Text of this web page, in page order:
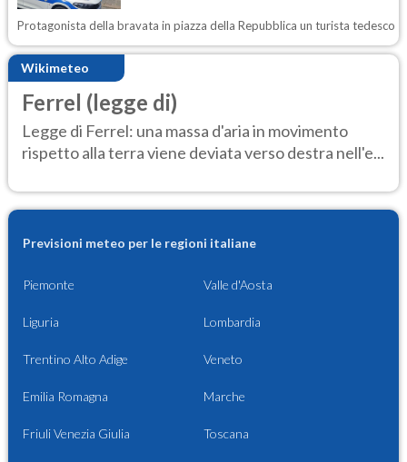
Protagonista della bravata in piazza della Repubblica un turista tedesco
Wikimeteo
Ferrel (legge di)
Legge di Ferrel: una massa d'aria in movimento
rispetto alla terra viene deviata verso destra nell'e...
Previsioni meteo per le regioni italiane
Piemonte Valle d'Aosta
Liguria Lombardia
Trentino Alto Adige Veneto
Emilia Romagna Marche
Friuli Venezia Giulia Toscana